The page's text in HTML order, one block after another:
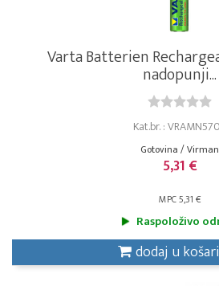
Varta Batterien
nadopunji...
Kat.br. :
Gotovina / Virman
5,31 €
MPC 5,31 €
Raspoloživo
dodaj u